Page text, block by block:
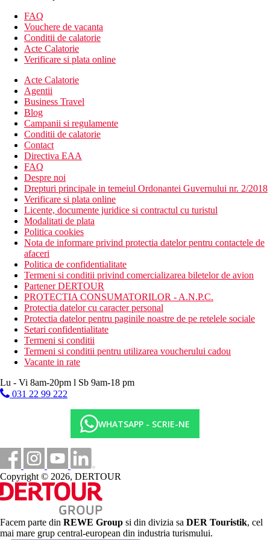
Descrierea plajei
Plaja cu pietris este la doar 350 m distanta (cu apa
limpede)
Sezlonguri si umbrele contra cost
Internet
Gratuit: WiFi in zonele publice ale hotelului.
Activitati sportive contra cost
sporturi nautice pe plaja
teren de golf la aproximativ 2 km
Mese incluse
mic dejun continental
Categoria oficiala
3 stele
Nota
In Grecia, trebuie sa platiti taxa turistica in functie de
categoria hotelului. Taxa nu este inclusa in pretul turului si
trebuie platita de catre client direct la receptia hotelului.
Taxa turistica
Incepand cu 2025, in Grecia exista obligatia de a plati taxa
climatica in functie de categoria de hotel. Taxa nu este inclusa in
tariful ofertei si va fi achitata de catre client la receptia hotelului.
Noile taxe de statiune in Grecia sunt (Aprilie – Octombrie): 5.00
€. Tarifele afisate sunt pe camera/noapte.
Distanţe
1 km
25 km
Distanta pana la plaja
2 km
teren de golf
Plaja
Sezlonguri pe plaja contra cost
Umbrele pe plaja contra cost
FAQ
Vouchere de vacanta
Conditii de calatorie
Acte Calatorie
Verificare si plata online
Acte Calatorie
Agentii
Business Travel
Blog
Campanii si regulamente
Conditii de calatorie
Contact
Directiva EAA
FAQ
Despre noi
Drepturi principale in temeiul Ordonantei Guvernului nr. 2/2018
Verificare si plata online
Licente, documente juridice si contractul cu turistul
Modalitati de plata
Politica cookies
Nota de informare privind protectia datelor pentru contactele de
afaceri
Politica de confidentialitate
Termeni si conditii privind comercializarea biletelor de avion
Partener DERTOUR
PROTECTIA CONSUMATORILOR - A.N.P.C.
Protectia datelor cu caracter personal
Protectia datelor pentru paginile noastre de pe retelele sociale
Setari confidentialitate
Termeni si conditii
Termeni si conditii pentru utilizarea voucherului cadou
Vacante in rate
Lu - Vi 8am-20pm l Sb 9am-18 pm
031 22 99 222
WHATSAPP - SCRIE-NE
Copyright © 2026, DERTOUR
Facem parte din REWE Group si din divizia sa DER Touristik, cel
mai mare grup central-european din industria turismului.